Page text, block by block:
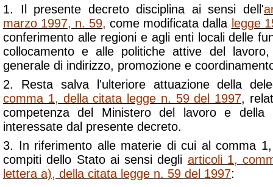
1. Il presente decreto disciplina ai sensi dell'
marzo 1997, n. 59, come modificata dalla legge
conferimento alle regioni e agli enti locali delle
collocamento e alle politiche attive del
generale di indirizzo, promozione e
2. Resta salva l'ulteriore attuazione della
comma 1, della citata legge n. 59 del 1997,
competenza del Ministero del lavoro e della
interessate dal presente decreto.
3. In riferimento alle materie di cui al comma
compiti dello Stato ai sensi degli articoli 1,
lettera a), della citata legge n. 59 del 1997: